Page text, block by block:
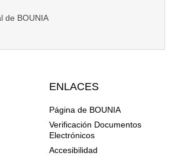
de BOUNIA
ENLACES
Página de BOUNIA
Verificación Documentos
Electrónicos
Accesibilidad